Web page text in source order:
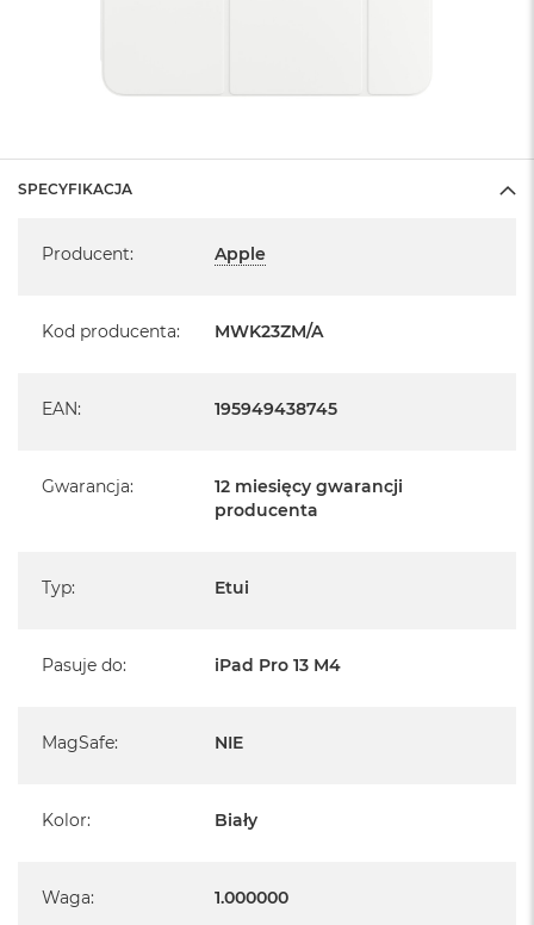
SPECYFIKACJA
Producent: Apple
Kod producenta: MWK23ZM/A
EAN: 195949438745
Gwarancja:
12 miesięcy gwarancji
producenta
Typ: Etui
Pasuje do: iPad Pro 13 M4
MagSafe: NIE
Kolor: Biały
Waga: 1.000000